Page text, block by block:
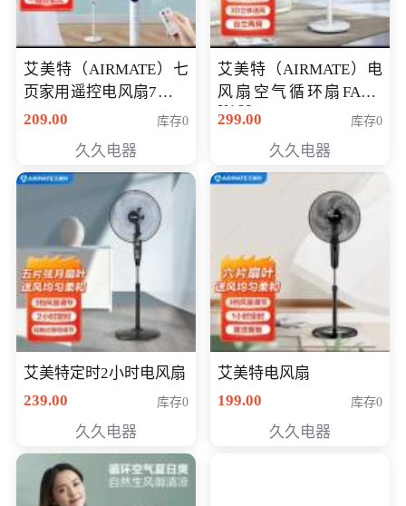
艾美特（AIRMATE）七
页家用遥控电风扇7档风
量空气循环摇头立式落
定时落地式风扇CS35-
R20
209.00 库存0
久久电器
艾美特（AIRMATE）电
风扇空气循环扇FA18-
X168
299.00 库存0
久久电器
艾美特定时2小时电风扇
239.00
库存0
久久电器
艾美特电风扇
199.00
库存0
久久电器